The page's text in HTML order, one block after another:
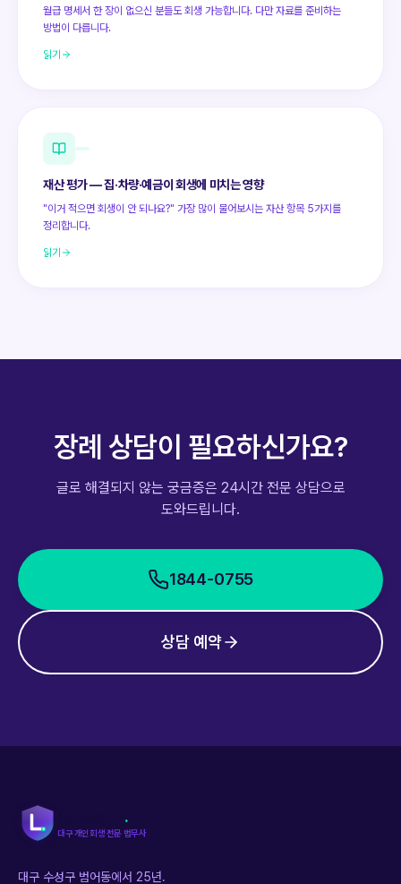
월급 명세서 한 장이 없으신 분들도 회생 가능합니다. 다만 자료를 준비하는
방법이 다릅니다.
읽기
재산 평가 — 집·차량·예금이 회생에 미치는 영향
"이거 적으면 회생이 안 되나요?" 가장 많이 물어보시는 자산 항목 5가지를
정리합니다.
읽기
장례 상담이 필요하신가요?
글로 해결되지 않는 궁금증은 24시간 전문 상담으로
도와드립니다.
1844-0755
상담 예약
.
대구 개인회생 전문 법무사
대구 수성구 범어동에서 25년.